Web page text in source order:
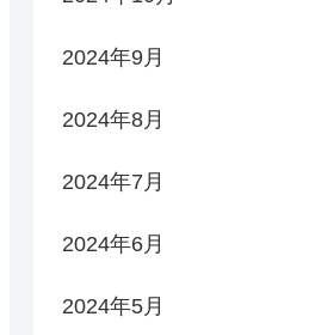
2024年9月
2024年8月
2024年7月
2024年6月
2024年5月